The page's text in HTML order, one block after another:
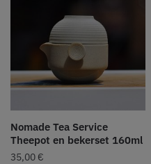
Nomade Tea Service
Theepot en bekerset 160ml
35,00 €